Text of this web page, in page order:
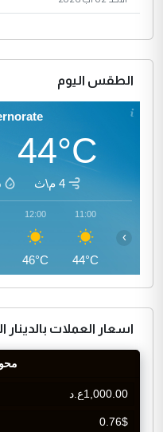
الطقس اليوم
44°C
4 م\ث
11:00
44°C
12:00
46°C
›
اسعار العملات بالدينار